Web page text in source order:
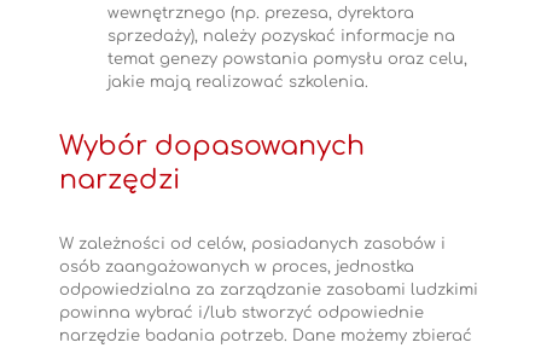
wewnętrznego (np. prezesa, dyrektora
sprzedaży), należy pozyskać informacje na
temat genezy powstania pomysłu oraz celu,
jakie mają realizować szkolenia.
Wybór dopasowanych
narzędzi
W zależności od celów, posiadanych zasobów i
osób zaangażowanych w proces, jednostka
odpowiedzialna za zarządzanie zasobami ludzkimi
powinna wybrać i/lub stworzyć odpowiednie
narzędzie badania potrzeb. Dane możemy zbierać